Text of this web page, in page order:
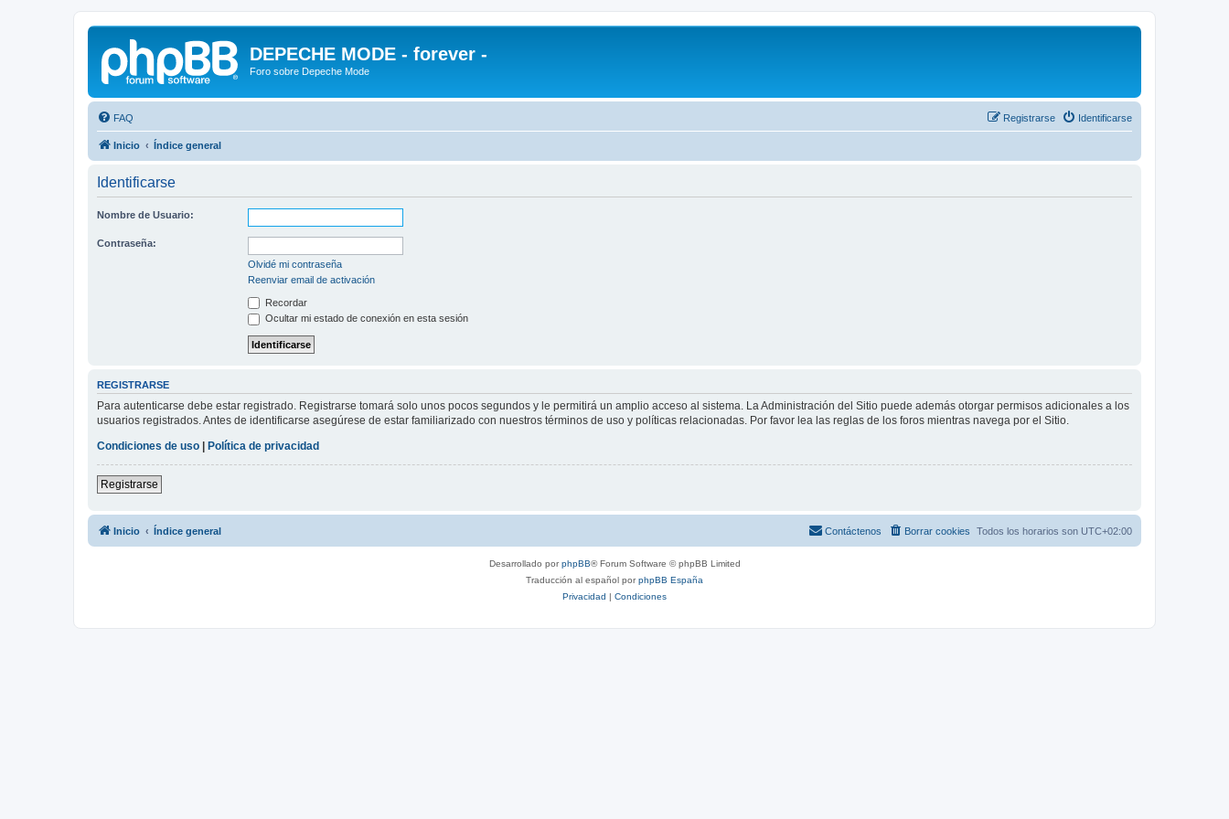
DEPECHE MODE - forever -
Foro sobre Depeche Mode
FAQ Identificarse
Registrarse
Inicio Índice general
Identificarse
Nombre de Usuario:
Contraseña:
Olvidé mi contraseña
Reenviar email de activación
Recordar
Ocultar mi estado de conexión en esta sesión
REGISTRARSE
Para autenticarse debe estar registrado. Registrarse tomará solo unos pocos segundos y le permitirá un amplio acceso al sistema. La Administración del Sitio puede además otorgar permisos adicionales a los
usuarios registrados. Antes de identificarse asegúrese de estar familiarizado con nuestros términos de uso y políticas relacionadas. Por favor lea las reglas de los foros mientras navega por el Sitio.
Condiciones de uso
Política de privacidad
Registrarse
Inicio Índice general Todos los horarios son UTC+02:00
Borrar cookies
Contáctenos
Desarrollado porphpBB® Forum Software © phpBB Limited
Traducción al español porphpBB España
Privacidad | Condiciones